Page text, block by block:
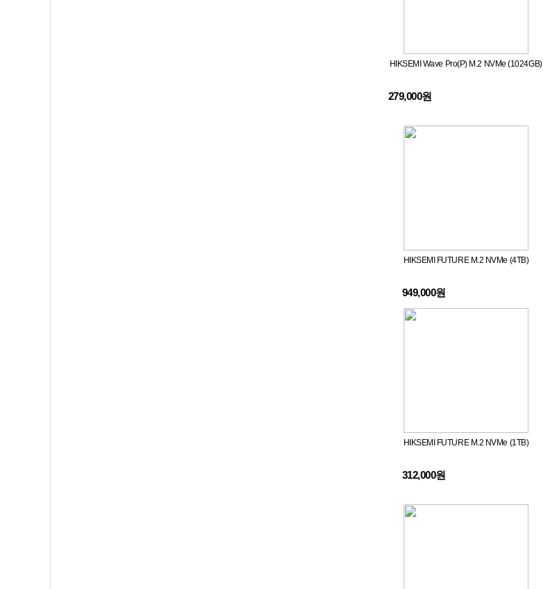
HIKSEMI Wave Pro(P) M.2 NVMe (1024GB)
279,000원
HIKSEMI FUTURE M.2 NVMe (4TB)
949,000원
HIKSEMI FUTURE M.2 NVMe (1TB)
312,000원